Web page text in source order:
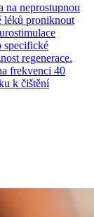
na neprostupnou
léků proniknout
specifické
regenerace.
frekvenci 40
k čištění